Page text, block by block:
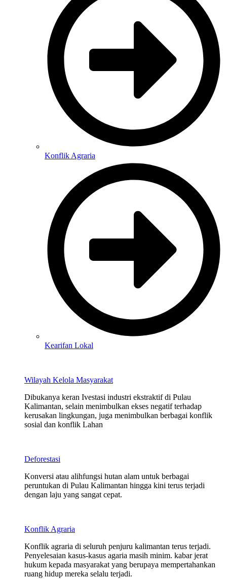
Konflik Agraria
Kearifan Lokal
Wilayah Kelola Masyarakat
Dibukanya keran Ivestasi industri ekstraktif di Pulau
Kalimantan, selain menimbulkan ekses negatif terhadap
kerusakan lingkungan, juga menimbulkan berbagai konflik
sosial dan konflik Lahan
Deforestasi
Konversi atau alihfungsi hutan alam untuk berbagai
peruntukan di Pulau Kalimantan hingga kini terus terjadi
dengan laju yang sangat cepat.
Konflik Agraria
Konflik agraria di seluruh penjuru kalimantan terus terjadi.
Penyelesaian kasus-kasus agaria masih minim. kabar jerat
hukum kepada masyarakat yang berupaya mempertahankan
ruang hidup mereka selalu terjadi.